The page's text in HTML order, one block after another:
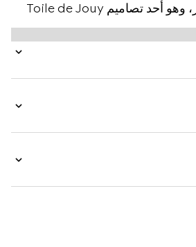
غوتشي باللون الأصفر، وهو أحد تصاميم Toile de Jouy
قماش فينتاج والتي تتضمن أغصان
وأزهارها. يمكن مطابقة القطعة مع
على مجموعة متطابقة.